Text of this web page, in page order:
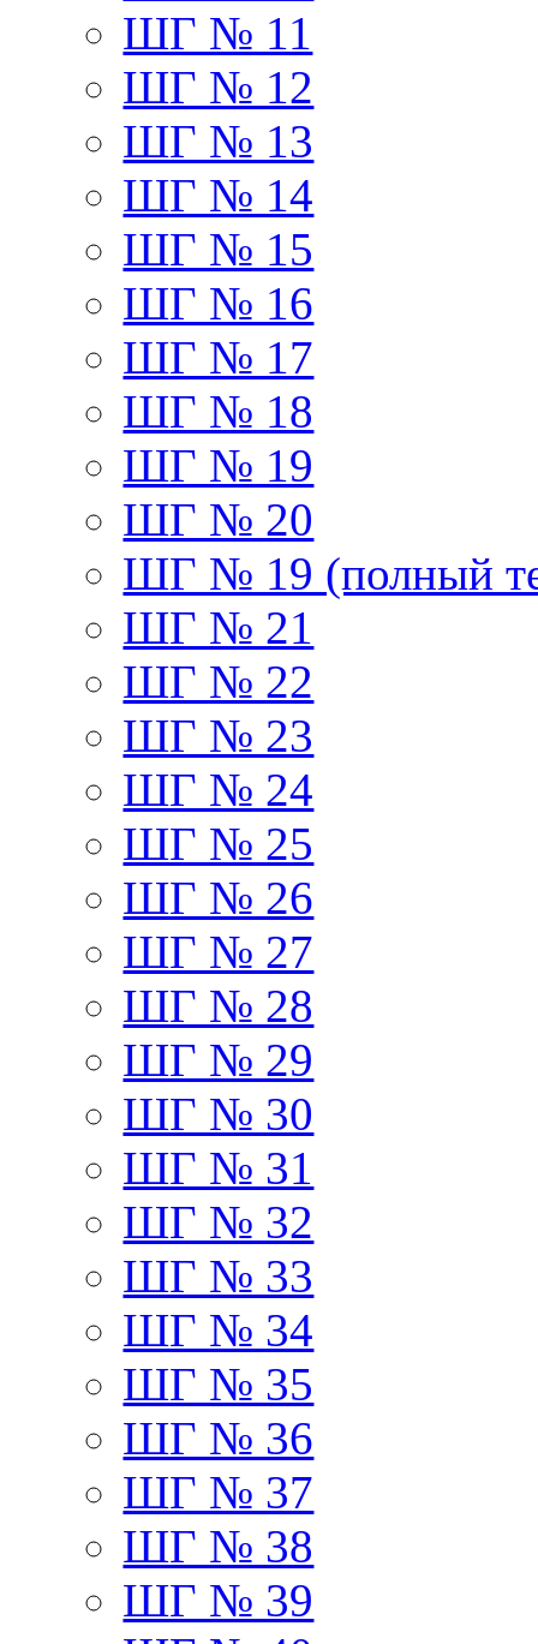
ШГ № 11
ШГ № 12
ШГ № 13
ШГ № 14
ШГ № 15
ШГ № 16
ШГ № 17
ШГ № 18
ШГ № 19
ШГ № 20
ШГ № 19 (полный
ШГ № 21
ШГ № 22
ШГ № 23
ШГ № 24
ШГ № 25
ШГ № 26
ШГ № 27
ШГ № 28
ШГ № 29
ШГ № 30
ШГ № 31
ШГ № 32
ШГ № 33
ШГ № 34
ШГ № 35
ШГ № 36
ШГ № 37
ШГ № 38
ШГ № 39